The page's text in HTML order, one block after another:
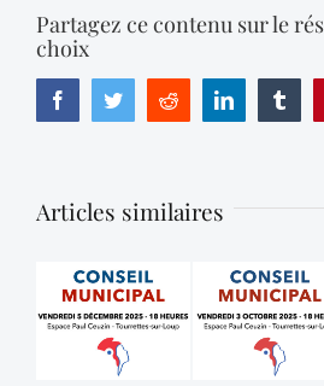
Partagez ce contenu sur le
choix
FacebookTwitterReddit LinkedIn
Articles similaires